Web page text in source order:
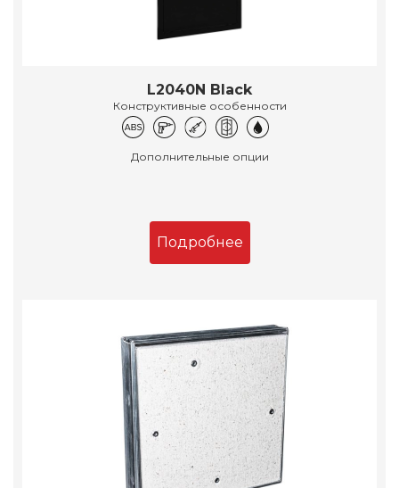
L2040N Black
Конструктивные особенности
Дополнительные опции
Подробнее